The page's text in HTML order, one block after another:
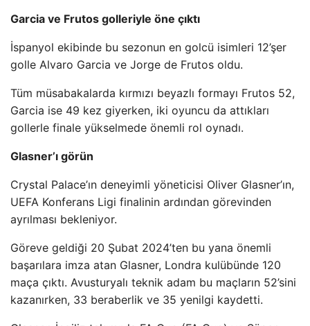
Garcia ve Frutos golleriyle öne çıktı
İspanyol ekibinde bu sezonun en golcü isimleri 12’şer
golle Alvaro Garcia ve Jorge de Frutos oldu.
Tüm müsabakalarda kırmızı beyazlı formayı Frutos 52,
Garcia ise 49 kez giyerken, iki oyuncu da attıkları
gollerle finale yükselmede önemli rol oynadı.
Glasner’ı görün
Crystal Palace’ın deneyimli yöneticisi Oliver Glasner’ın,
UEFA Konferans Ligi finalinin ardından görevinden
ayrılması bekleniyor.
Göreve geldiği 20 Şubat 2024’ten bu yana önemli
başarılara imza atan Glasner, Londra kulübünde 120
maça çıktı. Avusturyalı teknik adam bu maçların 52’sini
kazanırken, 33 beraberlik ve 35 yenilgi kaydetti.